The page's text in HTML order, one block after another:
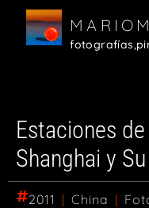
fotografías,
Estaciones
Shanghai y
2011 | China |